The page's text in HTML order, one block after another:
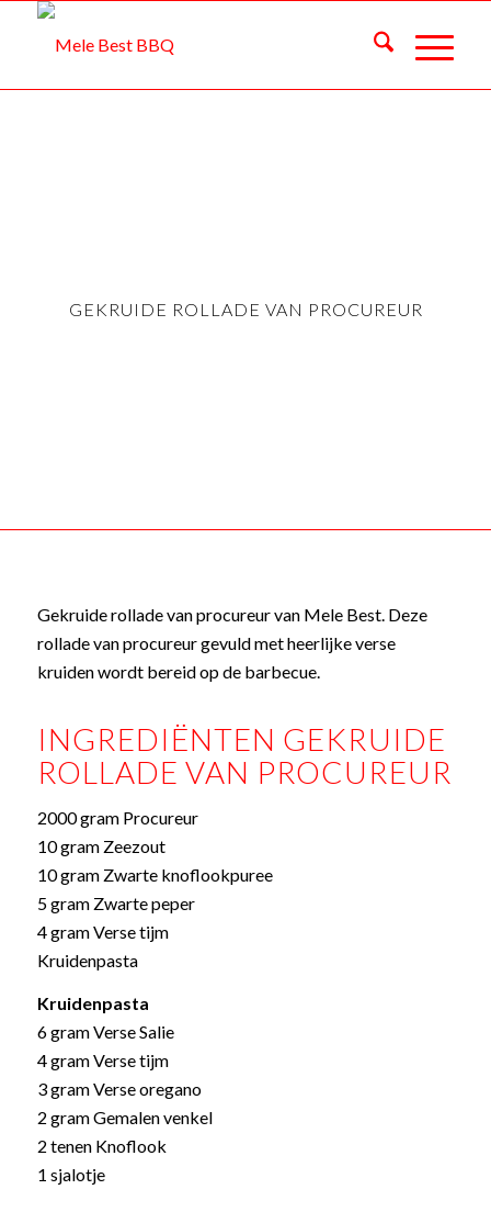
GEKRUIDE ROLLADE VAN PROCUREUR
Gekruide rollade van procureur van Mele Best. Deze
rollade van procureur gevuld met heerlijke verse
kruiden wordt bereid op de barbecue.
INGREDIËNTEN GEKRUIDE
ROLLADE VAN PROCUREUR
2000 gram Procureur
10 gram Zeezout
10 gram Zwarte knoflookpuree
5 gram Zwarte peper
4 gram Verse tijm
Kruidenpasta
Kruidenpasta
6 gram Verse Salie
4 gram Verse tijm
3 gram Verse oregano
2 gram Gemalen venkel
2 tenen Knoflook
1 sjalotje